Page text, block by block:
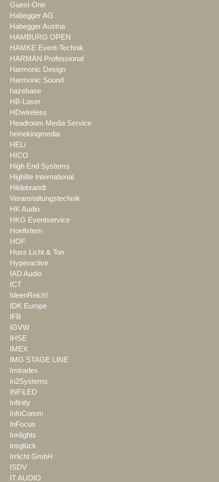
Guest-One
Habegger AG
Habegger Austria
HAMBURG OPEN
HAMKE Event-Technik
HARMAN Professional
Harmonic Design
Harmonic Sound
hazebase
HB-Laser
HDwireless
Headroom Media Service
heinekingmedia
HELi
HICO
High End Systems
Highlite International
Hildebrandt
Veranstaltungstechnik
HK Audio
HKG Eventservice
Hoellstern
HOF
Huss Licht & Ton
Hyperactive
IAD Audio
ICT
IdeenReich!
IDK Europe
IFB
IGVW
IHSE
IMEX
IMG STAGE LINE
Imtradex
in2Systems
INFiLED
Infinity
InfoComm
InFocus
Innlights
insglück
Irrlicht GmbH
ISDV
IT AUDIO